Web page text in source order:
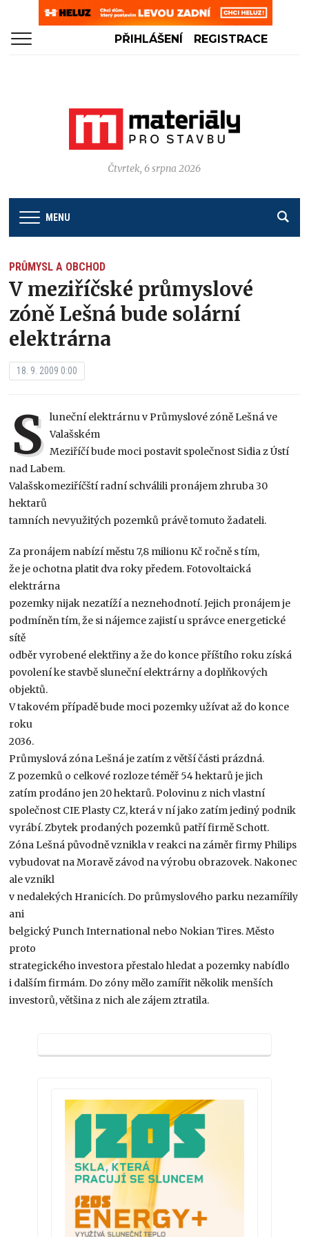
PŘIHLÁŠENÍ REGISTRACE
Čtvrtek, 6 srpna 2026
MENU
PRŮMYSL A OBCHOD
V meziříčské průmyslové
zóně Lešná bude solární
elektrárna
18. 9. 2009 0:00
S luneční elektrárnu v Průmyslové zóně Lešná ve
Valašském
Meziříčí bude moci postavit společnost Sidia z Ústí
nad Labem.
Valašskomeziříčští radní schválili pronájem zhruba 30
hektarů
tamních nevyužitých pozemků právě tomuto žadateli.
Za pronájem nabízí městu 7,8 milionu Kč ročně s tím,
že je ochotna platit dva roky předem. Fotovoltaická
elektrárna
pozemky nijak nezatíží a neznehodnotí. Jejich pronájem je
podmíněn tím, že si nájemce zajistí u správce energetické
sítě
odběr vyrobené elektřiny a že do konce příštího roku získá
povolení ke stavbě sluneční elektrárny a doplňkových
objektů.
V takovém případě bude moci pozemky užívat až do konce
roku
2036.
Průmyslová zóna Lešná je zatím z větší části prázdná.
Z pozemků o celkové rozloze téměř 54 hektarů je jich
zatím prodáno jen 20 hektarů. Polovinu z nich vlastní
společnost CIE Plasty CZ, která v ní jako zatím jediný podnik
vyrábí. Zbytek prodaných pozemků patří firmě Schott.
Zóna Lešná původně vznikla v reakci na záměr firmy Philips
vybudovat na Moravě závod na výrobu obrazovek. Nakonec
ale vznikl
v nedalekých Hranicích. Do průmyslového parku nezamířily
ani
belgický Punch International nebo Nokian Tires. Město
proto
strategického investora přestalo hledat a pozemky nabídlo
i dalším firmám. Do zóny mělo zamířit několik menších
investorů, většina z nich ale zájem ztratila.